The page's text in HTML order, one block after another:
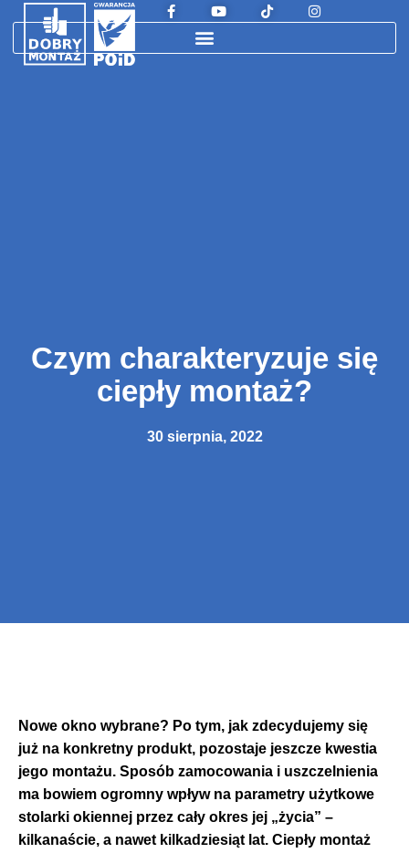
Czym charakteryzuje się
ciepły montaż?
30 sierpnia, 2022
Nowe okno wybrane? Po tym, jak zdecydujemy się
już na konkretny produkt, pozostaje jeszcze kwestia
jego montażu. Sposób zamocowania i uszczelnienia
ma bowiem ogromny wpływ na parametry użytkowe
stolarki okiennej przez cały okres jej „życia” –
kilkanaście, a nawet kilkadziesiąt lat. Ciepły montaż